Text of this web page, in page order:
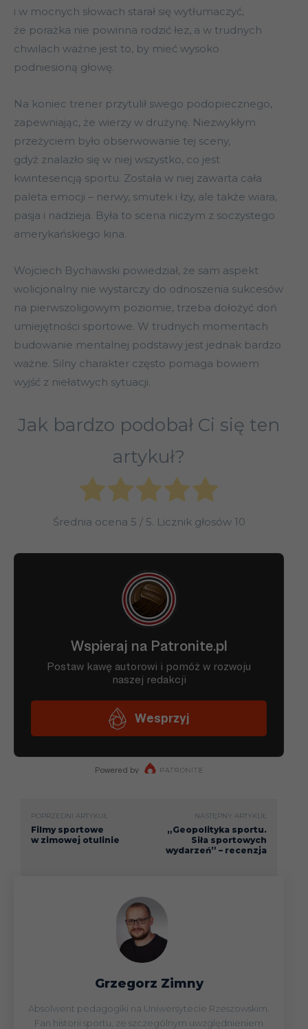
i w mocnych słowach starał się wytłumaczyć,
że porażka nie powinna rodzić łez, a w trudnych
chwilach ważne jest to, by mieć wysoko
podniesioną głowę.
Na koniec trener przytulił swego podopiecznego,
zapewniając, że wierzy w drużynę. Niezwykłym
przeżyciem było obserwowanie tej sceny,
gdyż znalazło się w niej wszystko, co jest
kwintesencją sportu. Została w niej zawarta cała
paleta emocji – nerwy, smutek i łzy, ale także wiara,
pasja i nadzieja. Była to scena niczym z soczystego
amerykańskiego kina.
Wojciech Bychawski powiedział, że sam aspekt
wolicjonalny nie wystarczy do odnoszenia sukcesów
na pierwszoligowym poziomie, trzeba dołożyć doń
umiejętności sportowe. W trudnych momentach
budowanie mentalnej podstawy jest jednak bardzo
ważne. Silny charakter często pomaga bowiem
wyjść z niełatwych sytuacji.
Jak bardzo podobał Ci się ten
artykuł?
Średnia ocena 5 / 5. Licznik głosów 10
POPRZEDNI ARTYKUŁ
Filmy sportowe
w zimowej otulinie
NASTĘPNY ARTYKUŁ
„Geopolityka sportu.
Siła sportowych
wydarzeń” – recenzja
Grzegorz Zimny
Absolwent pedagogiki na Uniwersytecie Rzeszowskim.
Fan historii sportu, ze szczególnym uwzględnieniem